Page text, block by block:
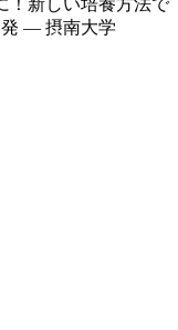
！新しい培養方法で
— 摂南大学